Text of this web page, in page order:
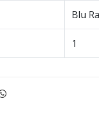
Blu
1